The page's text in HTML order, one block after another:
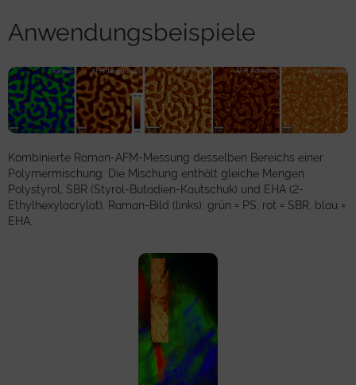
Anwendungsbeispiele
Kombinierte Raman-AFM-Messung desselben Bereichs einer
Polymermischung. Die Mischung enthält gleiche Mengen
Polystyrol, SBR (Styrol-Butadien-Kautschuk) und EHA (2-
Ethylhexylacrylat). Raman-Bild (links): grün = PS, rot = SBR, blau =
EHA.